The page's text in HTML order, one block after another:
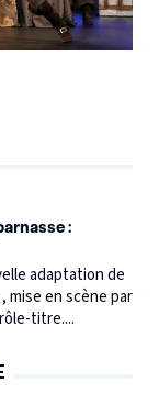
:
adaptation de
mise en scène par
titre....